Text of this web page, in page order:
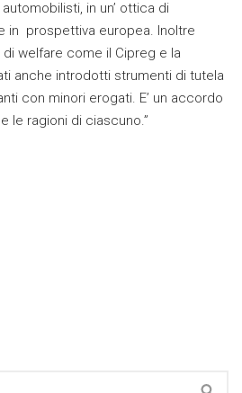
in un’ ottica di
in prospettiva europea. Inoltre
welfare come il Cipreg e la
anche introdotti strumenti di tutela
con minori erogati. E’ un accordo
le ragioni di ciascuno.”